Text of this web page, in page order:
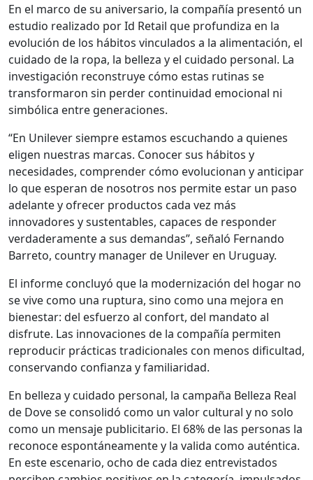
En el marco de su aniversario, la compañía presentó un
estudio realizado por Id Retail que profundiza en la
evolución de los hábitos vinculados a la alimentación, el
cuidado de la ropa, la belleza y el cuidado personal. La
investigación reconstruye cómo estas rutinas se
transformaron sin perder continuidad emocional ni
simbólica entre generaciones.
“En Unilever siempre estamos escuchando a quienes
eligen nuestras marcas. Conocer sus hábitos y
necesidades, comprender cómo evolucionan y anticipar
lo que esperan de nosotros nos permite estar un paso
adelante y ofrecer productos cada vez más
innovadores y sustentables, capaces de responder
verdaderamente a sus demandas”, señaló Fernando
Barreto, country manager de Unilever en Uruguay.
El informe concluyó que la modernización del hogar no
se vive como una ruptura, sino como una mejora en
bienestar: del esfuerzo al confort, del mandato al
disfrute. Las innovaciones de la compañía permiten
reproducir prácticas tradicionales con menos dificultad,
conservando confianza y familiaridad.
En belleza y cuidado personal, la campaña Belleza Real
de Dove se consolidó como un valor cultural y no solo
como un mensaje publicitario. El 68% de las personas la
reconoce espontáneamente y la valida como auténtica.
En este escenario, ocho de cada diez entrevistados